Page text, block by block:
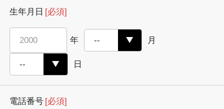
生年月日 [必須]
年 月
日
電話番号 [必須]